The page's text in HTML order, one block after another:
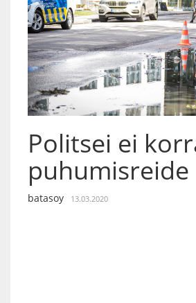
Politsei ei
puhumisreide
batasoy 13.03.2020